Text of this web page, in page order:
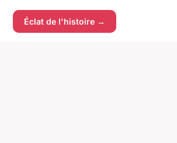
Éclat de l'histoire →